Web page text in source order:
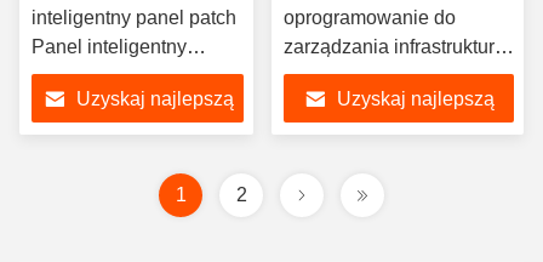
inteligentny panel patch
Panel inteligentny
światłowodowy
Uzyskaj najlepszą
oprogramowanie do
zarządzania infrastrukturą
(AIM) dla centrów danych
Uzyskaj najlepszą
1 2